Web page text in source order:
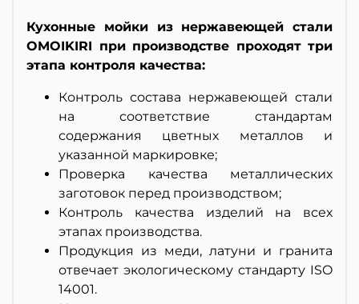
Кухонные мойки из нержавеющей стали
OMOIKIRI при производстве проходят три
этапа контроля качества:
Контроль состава нержавеющей стали
на соответствие стандартам
содержания цветных металлов и
указанной маркировке;
Проверка качества металлических
заготовок перед производством;
Контроль качества изделий на всех
этапах производства.
Продукция из меди, латуни и гранита
отвечает экологическому стандарту ISO
14001.